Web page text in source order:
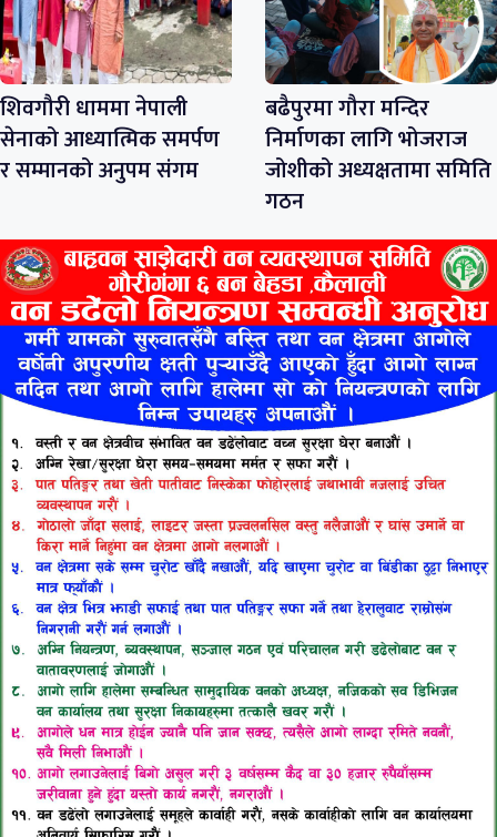
शिवगौरी धाममा नेपाली
सेनाको आध्यात्मिक समर्पण
र सम्मानको अनुपम संगम
बढैपुरमा गौरा मन्दिर
निर्माणका लागि भोजराज
जोशीको अध्यक्षतामा समिति
गठन